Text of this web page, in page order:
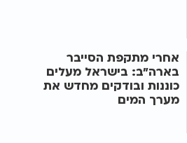
אחרי מתקפת הסייבר
בארה"ב: בישראל מעלים
כוננות ובודקים מחדש את
מערך המים